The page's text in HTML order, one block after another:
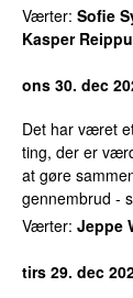
Værter: Sofie
Kasper
ons 30. dec
Det har været
ting, der er
at gøre
gennembrud -
Værter: Jeppe
tirs 29. dec